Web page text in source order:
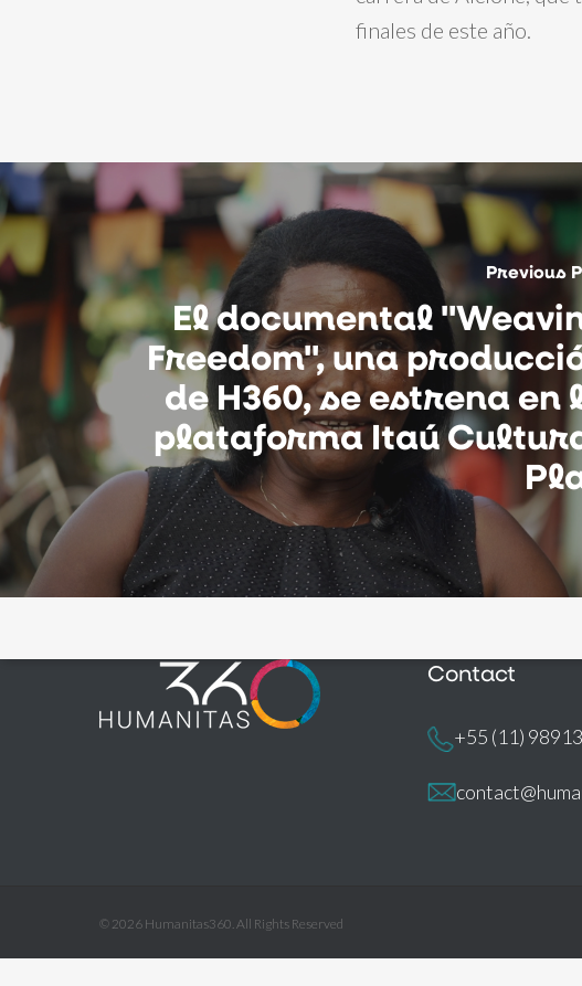
finales de este año.
Previous
El documental
Freedom", una
de H360, se estrena en
plataforma Itaú
Contact
+55 (11)
© 2026 Humanitas360. All Rights Reserved